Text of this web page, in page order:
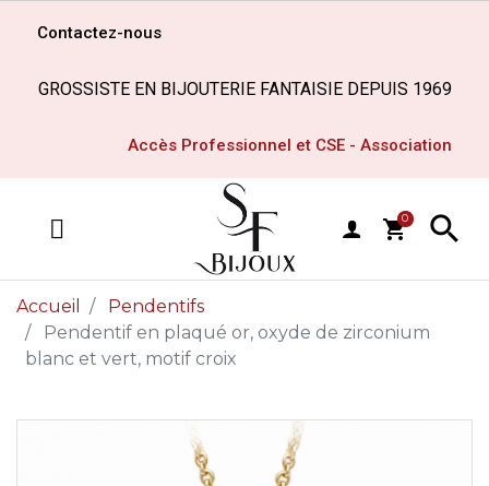
Contactez-nous
GROSSISTE EN BIJOUTERIE FANTAISIE DEPUIS 1969
Accès Professionnel et CSE - Association
shopping_cart
0 
Accueil
Pendentifs
Pendentif en plaqué or, oxyde de zirconium
blanc et vert, motif croix